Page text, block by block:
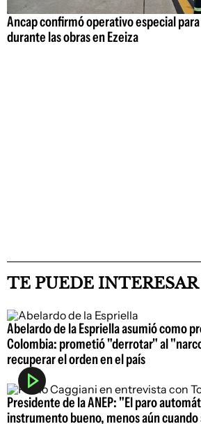
Ancap confirmó operativo especial
durante las obras en Ezeiza
TE PUEDE INTERESAR
Abelardo de la Espriella asumió como
Colombia: prometió "derrotar" al
recuperar el orden en el país
Presidente de la ANEP: "El paro
instrumento bueno, menos aún cuando